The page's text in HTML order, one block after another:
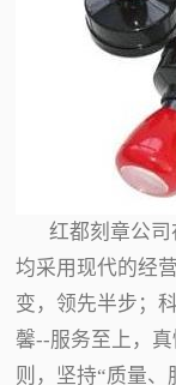
红都刻章公司
均采用现代的经
变，领先半步；
馨--服务至上，
则，坚持“质量、